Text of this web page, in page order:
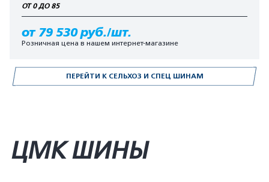
ПЕРЕЙТИ К СЕЛЬХОЗ И СПЕЦ ШИНАМ
ОТ 0 ДО 85
от 79 530 руб./шт.
Розничная цена в нашем интернет-магазине
ЦМК ШИНЫ